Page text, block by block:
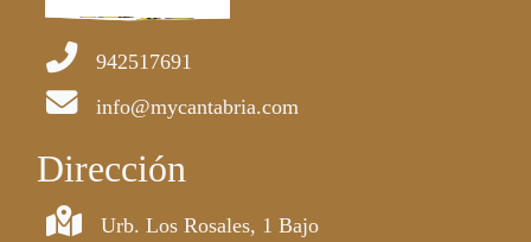
942517691
info@mycantabria.com
Dirección
Urb. Los Rosales, 1 Bajo